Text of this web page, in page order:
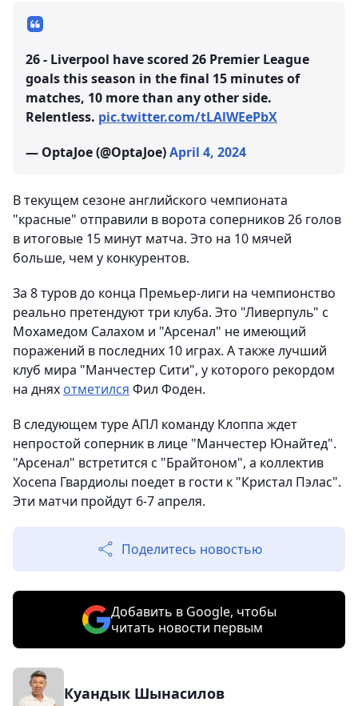
26 - Liverpool have scored 26 Premier League
goals this season in the final 15 minutes of
matches, 10 more than any other side.
Relentless. pic.twitter.com/tLAlWEePbX
— OptaJoe (@OptaJoe)April 4, 2024
В текущем сезоне английского чемпионата
"красные" отправили в ворота соперников 26 голов
в итоговые 15 минут матча. Это на 10 мячей
больше, чем у конкурентов.
За 8 туров до конца Премьер-лиги на чемпионство
реально претендуют три клуба. Это "Ливерпуль" с
Мохамедом Салахом и "Арсенал" не имеющий
поражений в последних 10 играх. А также лучший
клуб мира "Манчестер Сити", у которого рекордом
на днях отметился Фил Фоден.
В следующем туре АПЛ команду Клоппа ждет
непростой соперник в лице "Манчестер Юнайтед".
"Арсенал" встретится с "Брайтоном", а коллектив
Хосепа Гвардиолы поедет в гости к "Кристал Пэлас".
Эти матчи пройдут 6-7 апреля.
Поделитесь новостью
Добавить в Google, чтобы
читать новости первым
Куандык Шынасилов